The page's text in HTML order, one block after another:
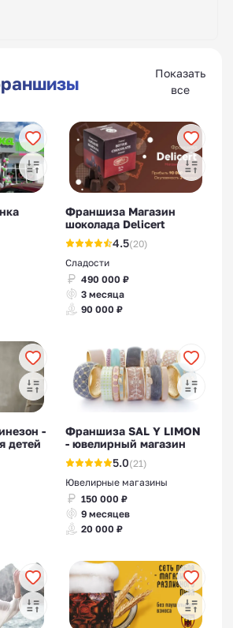
Показать
все
Франшиза Магазин
шоколада Delicert
4.5(20)
Сладости
490 000 ₽
3 месяца
90 000 ₽
-
детей
Франшиза SAL Y LIMON
- ювелирный магазин
5.0(21)
Ювелирные магазины
150 000 ₽
9 месяцев
20 000 ₽